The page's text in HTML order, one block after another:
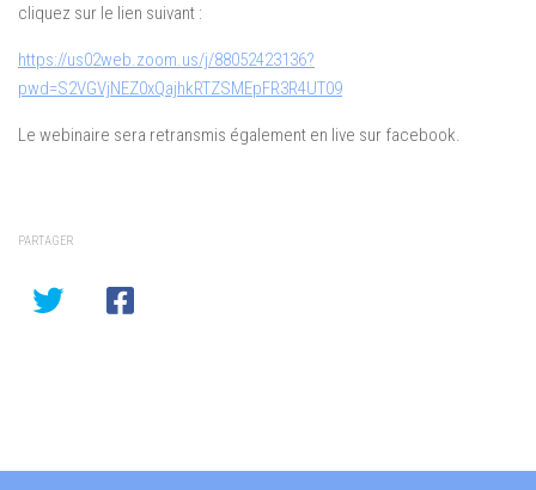
cliquez sur le lien suivant :
https://us02web.zoom.us/j/88052423136?
pwd=S2VGVjNEZ0xQajhkRTZSMEpFR3R4UT09
Le webinaire sera retransmis également en live sur facebook.
PARTAGER